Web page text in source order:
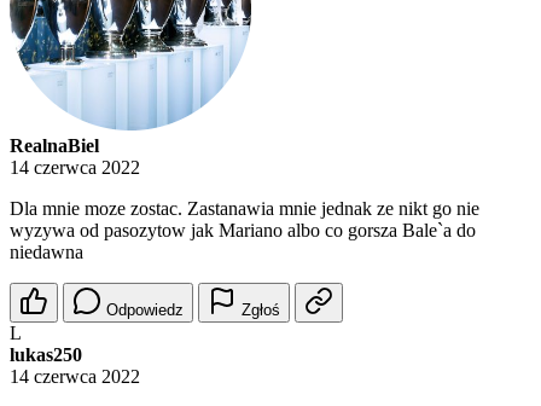
RealnaBiel
14 czerwca 2022
Dla mnie moze zostac. Zastanawia mnie jednak ze nikt go nie
wyzywa od pasozytow jak Mariano albo co gorsza Bale`a do
niedawna
Odpowiedz Zgłoś
L
lukas250
14 czerwca 2022